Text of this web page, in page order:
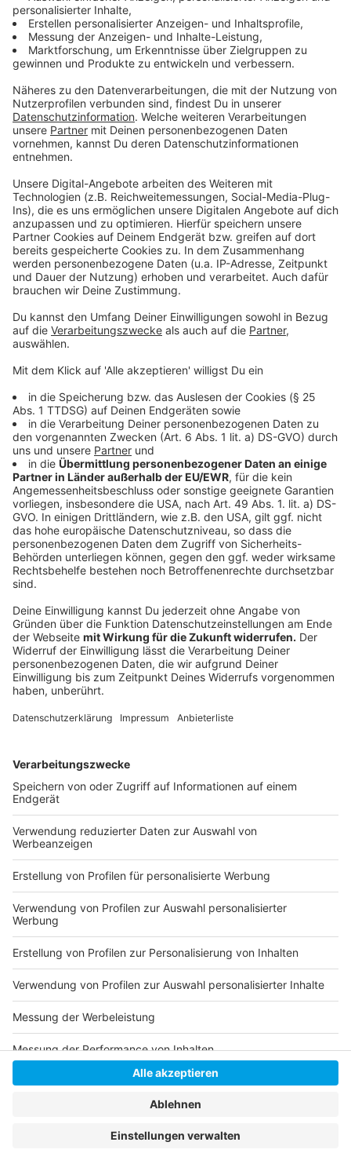
Dass das Meet & Greet in KAMRADs Heimatstadt
stattfand, verlieh dem Abend eine zusätzliche
emotionale Note. Hier, wo alles begann, zeigte sich der
Künstler offen, bodenständig und mit viel Zeit für
unsere Hörer. Diese Nähe und Offenheit machten den
Abend für alle Beteiligten zu etwas Besonderem.
Anzeige
Unsere Aktion Lichtblicke hat es möglich
gemacht
Anzeige
die sich seit vielen Jahren für Menschen in Not
einsetzt. Das Meet & Greet zeigte einmal mehr, wie
Musik, soziales Engagement und Gemeinschaft
zusammenwirken können – und wie aus einem
Konzertabend ein echtes Lichtblicke-Erlebnis wird.
Anzeige
©Finn Weyden
Anzeige
Danke für diesen besonderen Abend
Anzeige
diesen Abend mit Leben gefüllt haben. Danke an
KAMRAD für seine Zeit und seine Nähe – und danke an
Aktion Lichtblicke für die wichtige Arbeit, die solche
besonderen Momente möglich macht.
Ein Warm-up-Konzert, ein Meet & Greet und viele
Erinnerungen, die bleiben.
Anzeige
Anzeige